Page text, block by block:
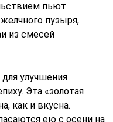
пьют
пузыря,
из смесей
улучшения
Эта «золотая
как и вкусна.
ею с осени на